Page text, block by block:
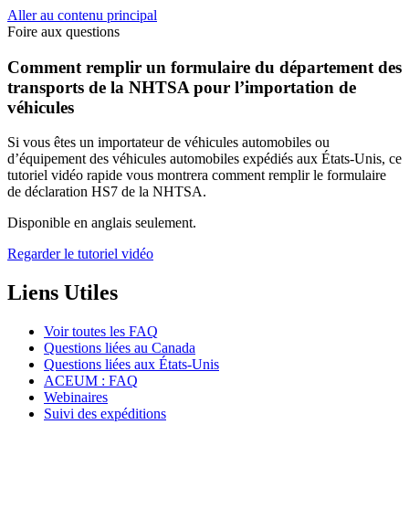
Aller au contenu principal
Foire aux questions
Comment remplir un formulaire du département des
transports de la NHTSA pour l’importation de
véhicules
Si vous êtes un importateur de véhicules automobiles ou
d’équipement des véhicules automobiles expédiés aux États-Unis, ce
tutoriel vidéo rapide vous montrera comment remplir le formulaire
de déclaration HS7 de la NHTSA.
Disponible en anglais seulement.
Regarder le tutoriel vidéo
Liens Utiles
Voir toutes les FAQ
Questions liées au Canada
Questions liées aux États-Unis
ACEUM : FAQ
Webinaires
Suivi des expéditions